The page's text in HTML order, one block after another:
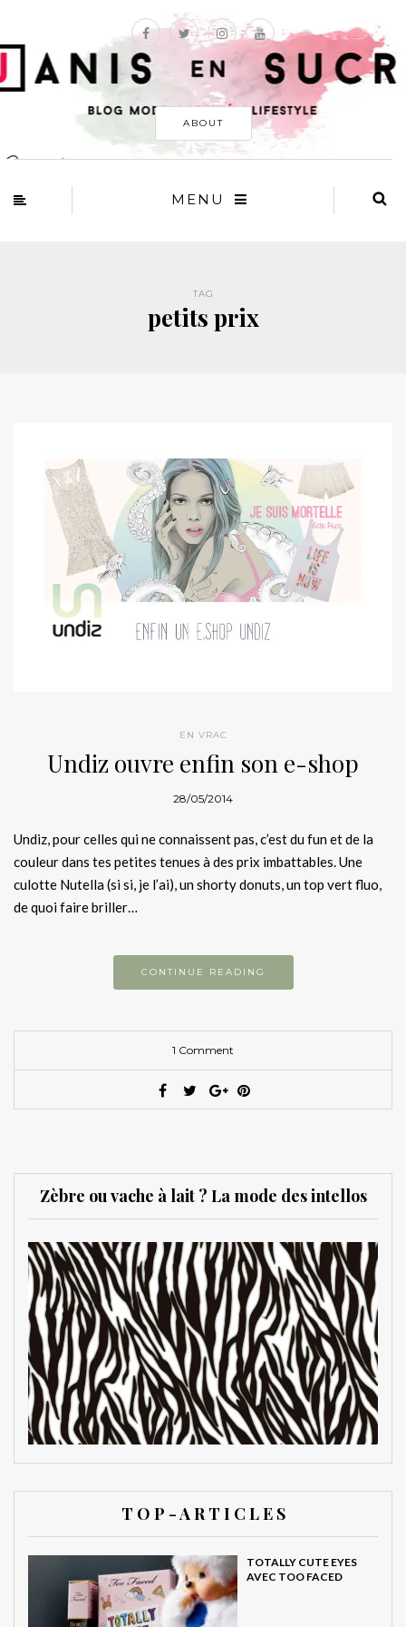
ABOUT
MENU
TAG
petits prix
EN VRAC
Undiz ouvre enfin son e-shop
28/05/2014
Undiz, pour celles qui ne connaissent pas, c’est du fun et de la
couleur dans tes petites tenues à des prix imbattables. Une
culotte Nutella (si si, je l’ai), un shorty donuts, un top vert fluo,
de quoi faire briller…
CONTINUE READING
1 Comment
Zèbre ou vache à lait ? La mode des intellos
T O P - A R T I C L E S
TOTALLY CUTE EYES
AVEC TOO FACED